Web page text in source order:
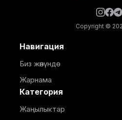
Copyright ©
Навигация
Биз жөнүндө
Жарнама
Категория
Жаңылыктар